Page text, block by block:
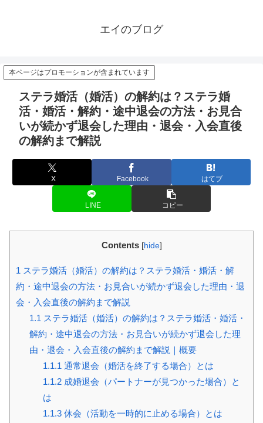
エイのブログ
本ページはプロモーションが含まれています
ステラ婚活（婚活）の解約は？ステラ婚
活・婚活・解約・途中退会の方法・お見合
いが続かず退会した理由・退会・入会直後
の解約まで解説
X Facebook はてブ
LINE コピー
Contents [hide]
1 ステラ婚活（婚活）の解約は？ステラ婚活・婚活・解
約・途中退会の方法・お見合いが続かず退会した理由・退
会・入会直後の解約まで解説
1.1 ステラ婚活（婚活）の解約は？ステラ婚活・婚活・
解約・途中退会の方法・お見合いが続かず退会した理
由・退会・入会直後の解約まで解説｜概要
1.1.1 通常退会（婚活を終了する場合）とは
1.1.2成婚退会（パートナーが見つかった場合）と
は
1.1.3休会（活動を一時的に止める場合）とは